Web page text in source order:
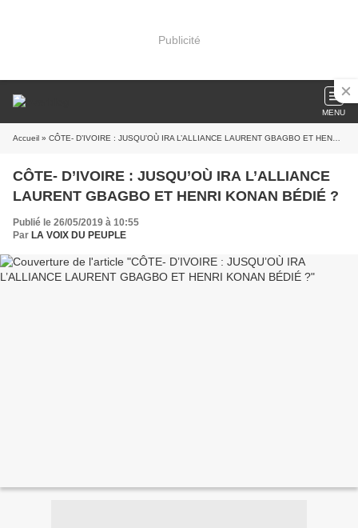
Publicité
MENU
Accueil » CÔTE- D’IVOIRE : JUSQU’OÙ IRA L’ALLIANCE LAURENT GBAGBO ET HENRI KONAN BÉDIÉ ?
CÔTE- D’IVOIRE : JUSQU’OÙ IRA L’ALLIANCE
LAURENT GBAGBO ET HENRI KONAN BÉDIÉ ?
Publié le 26/05/2019 à 10:55
Par LA VOIX DU PEUPLE